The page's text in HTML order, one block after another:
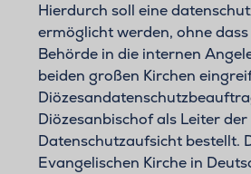
Hierdurch soll eine
ermöglicht werden, ohne
Behörde in die internen
beiden großen Kirchen
Diözesanbischof als Leiter der
Datenschutzaufsicht bestellt.
Evangelischen Kirche in